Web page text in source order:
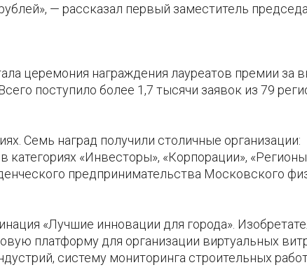
— рассказал первый заместитель
церемония награждения лауреатов премии за
поступило более 1,7 тысячи заявок из 79
Семь наград получили столичные организации:
«Инвесторы», «Корпорации», «Регионы
предпринимательства Московского
«Лучшие инновации для города».
платформу для организации виртуальных
систему мониторинга строительных